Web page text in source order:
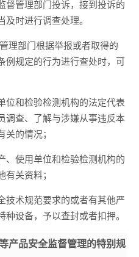
督管理部门投诉，接到投诉的
时进行调查处理。
理部门根据举报或者取得的
例规定的行为进行查处时，可
位和检验检测机构的法定代表
调查、了解与涉嫌从事违反本
的情况；
、使用单位和检验检测机构的
关资料；
技术规范要求的或者有其他严
设备，予以查封或者扣押。
产品安全监督管理的特别规